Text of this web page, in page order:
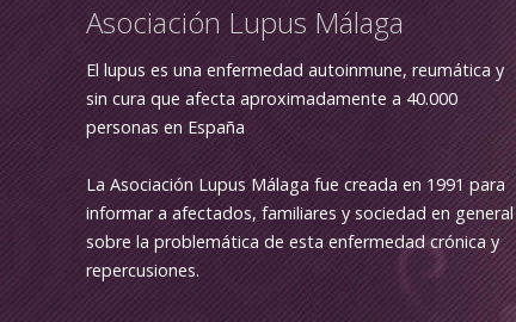
Asociación Lupus Málaga
El lupus es una enfermedad autoinmune, reumática y
sin cura que afecta aproximadamente a 40.000
personas en España
La Asociación Lupus Málaga fue creada en 1991 para
informar a afectados, familiares y sociedad en general
sobre la problemática de esta enfermedad crónica y
repercusiones.